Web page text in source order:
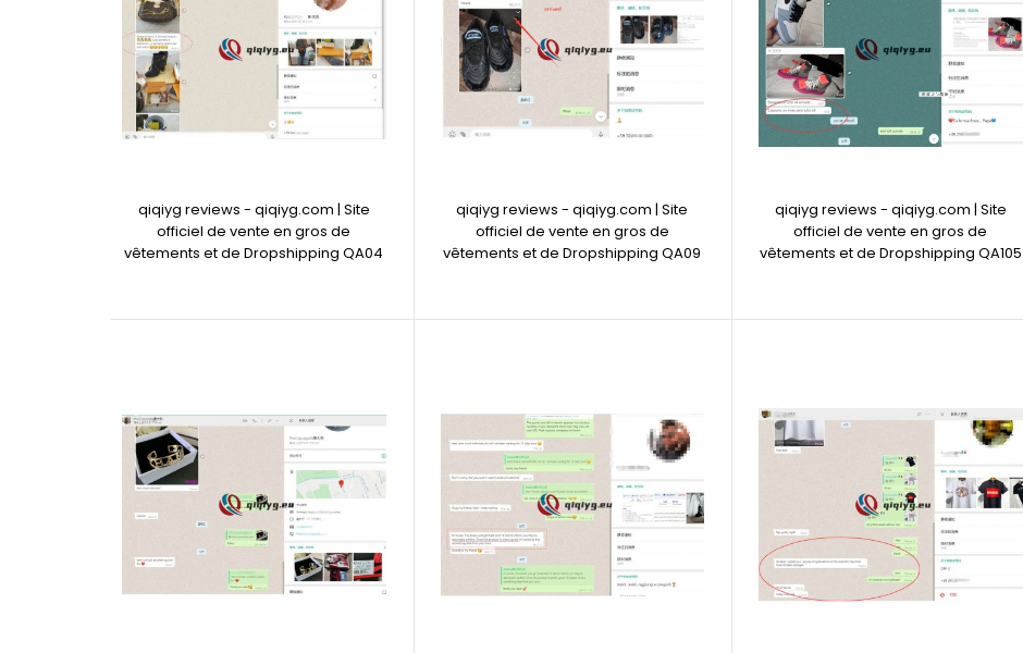
qiqiyg reviews - qiqiyg.com | Site
officiel de vente en gros de
vêtements et de Dropshipping QA04
qiqiyg reviews - qiqiyg.com | Site
officiel de vente en gros de
vêtements et de Dropshipping QA09
qiqiyg reviews - qiqiyg.com | Site
officiel de vente en gros de
vêtements et de Dropshipping QA105